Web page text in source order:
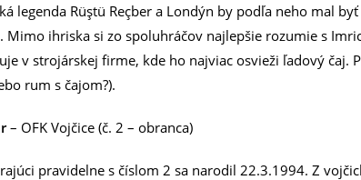
legenda Rüştü Reçber a Londýn by podľa neho mal
Mimo ihriska si zo spoluhráčov najlepšie rozumie s
v strojárskej firme, kde ho najviac osvieži ľadový čaj.
rum s čajom?).
– OFK Vojčice (č. 2 – obranca)
pravidelne s číslom 2 sa narodil 22.3.1994. Z